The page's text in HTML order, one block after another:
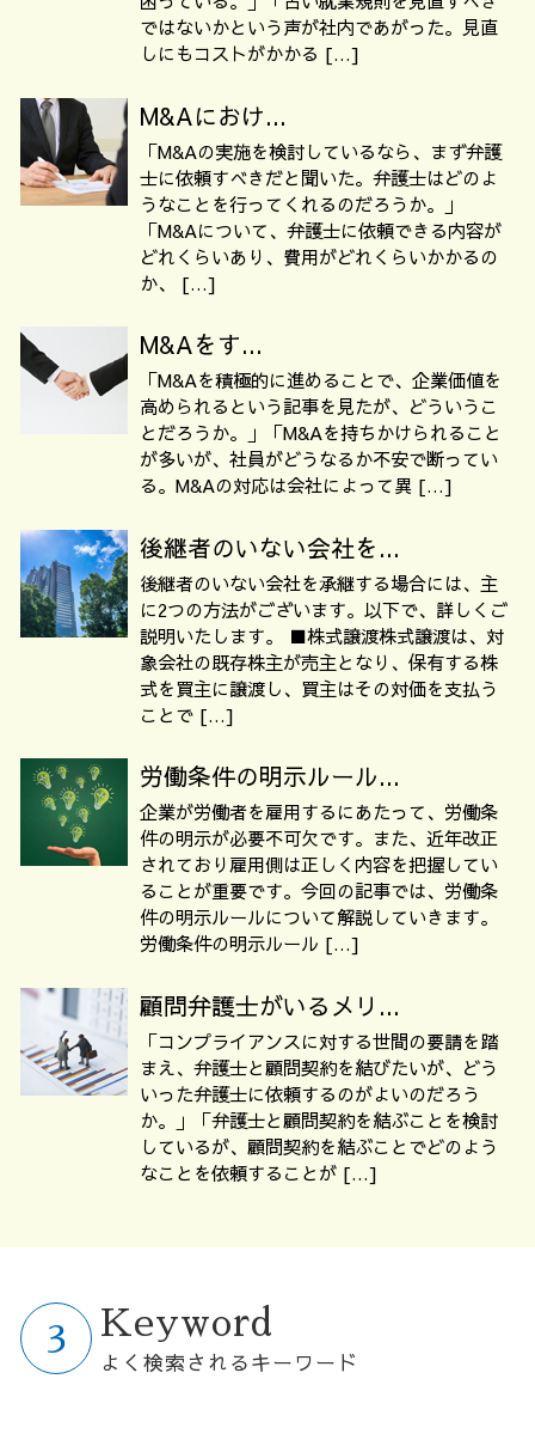
ではないかという声が社内であがった。見直
しにもコストがかかる […]
M&Aにおけ...
「M&Aの実施を検討しているなら、まず弁護
士に依頼すべきだと聞いた。弁護士はどのよ
うなことを行ってくれるのだろうか。」
「M&Aについて、弁護士に依頼できる内容が
どれくらいあり、費用がどれくらいかかるの
か、 […]
M&Aをす...
「M&Aを積極的に進めることで、企業価値を
高められるという記事を見たが、どういうこ
とだろうか。」「M&Aを持ちかけられること
が多いが、社員がどうなるか不安で断ってい
る。M&Aの対応は会社によって異 […]
後継者のいない会社を...
後継者のいない会社を承継する場合には、主
に2つの方法がございます。以下で、詳しくご
説明いたします。 ■株式譲渡株式譲渡は、対
象会社の既存株主が売主となり、保有する株
式を買主に譲渡し、買主はその対価を支払う
ことで […]
労働条件の明示ルール...
企業が労働者を雇用するにあたって、労働条
件の明示が必要不可欠です。また、近年改正
されており雇用側は正しく内容を把握してい
ることが重要です。今回の記事では、労働条
件の明示ルールについて解説していきます。
労働条件の明示ルール […]
顧問弁護士がいるメリ...
「コンプライアンスに対する世間の要請を踏
まえ、弁護士と顧問契約を結びたいが、どう
いった弁護士に依頼するのがよいのだろう
か。」「弁護士と顧問契約を結ぶことを検討
しているが、顧問契約を結ぶことでどのよう
なことを依頼することが […]
Keyword
よく検索されるキーワード